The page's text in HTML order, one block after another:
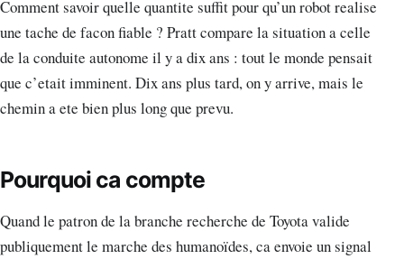
Comment savoir quelle quantite suffit pour qu’un robot realise
une tache de facon fiable ? Pratt compare la situation a celle
de la conduite autonome il y a dix ans : tout le monde pensait
que c’etait imminent. Dix ans plus tard, on y arrive, mais le
chemin a ete bien plus long que prevu.
Pourquoi ca compte
Quand le patron de la branche recherche de Toyota valide
publiquement le marche des humanoïdes, ca envoie un signal